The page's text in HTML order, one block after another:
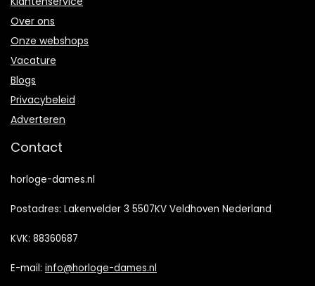
Over ons
Onze webshops
Vacature
Blogs
Privacybeleid
Adverteren
Contact
horloge-dames.nl
Postadres: Lakenvelder 3 5507KV Veldhoven Nederland
KVK: 88360687
E-mail: info@horloge-dames.nl